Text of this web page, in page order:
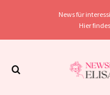
News für
Hier